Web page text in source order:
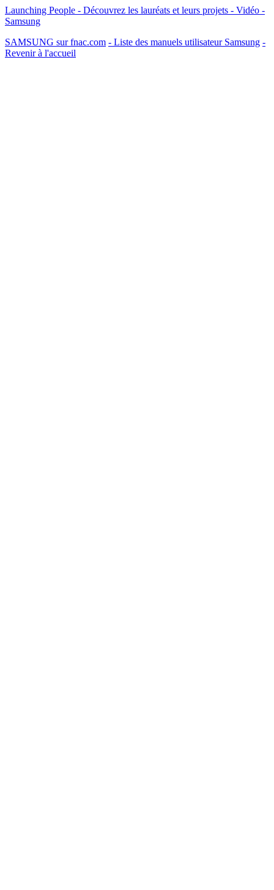
Launching People - Découvrez les lauréats et leurs projets - Vidéo -
Samsung
SAMSUNG sur fnac.com - Liste des manuels utilisateur Samsung -
Revenir à l'accueil